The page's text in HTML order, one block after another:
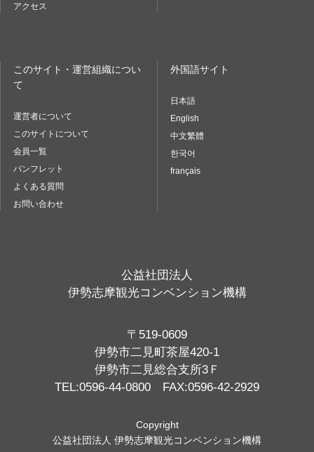
アクセス
このサイト・運営組織につい
て
運営者について
このサイトについて
会員一覧
パンフレット
よくある質問
お問い合わせ
外国語サイト
日本語
English
中文繁體
한국어
français
公益社団法人
伊勢志摩観光コンベンション機構
〒519-0609
伊勢市二見町茶屋420-1
伊勢市二見総合支所3Ｆ
TEL:0596-44-0800 FAX:0596-42-2929
Copyright
公益社団法人 伊勢志摩観光コンベンション機構